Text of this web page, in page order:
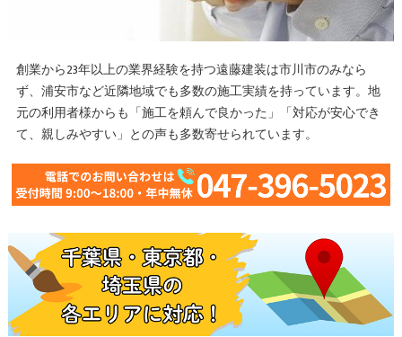
創業から23年以上の業界経験を持つ遠藤建装は市川市のみなら
ず、浦安市など近隣地域でも多数の施工実績を持っています。地
元の利用者様からも「施工を頼んで良かった」「対応が安心でき
て、親しみやすい」との声も多数寄せられています。